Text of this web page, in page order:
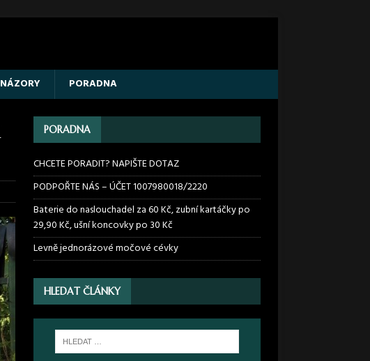
NÁZORY PORADNA
PORADNA
CHCETE PORADIT? NAPIŠTE DOTAZ
PODPOŘTE NÁS – ÚČET 1007980018/2220
Baterie do naslouchadel za 60 Kč, zubní kartáčky po
29,90 Kč, ušní koncovky po 30 Kč
Levně jednorázové močové cévky
HLEDAT ČLÁNKY